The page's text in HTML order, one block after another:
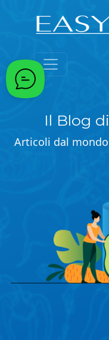
Il Blog
Articoli dal